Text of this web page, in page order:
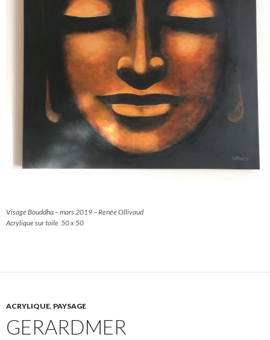
Visage Bouddha – mars 2019 – Renée Ollivaud
Acrylique sur toile 50 x 50
ACRYLIQUE, PAYSAGE
GERARDMER